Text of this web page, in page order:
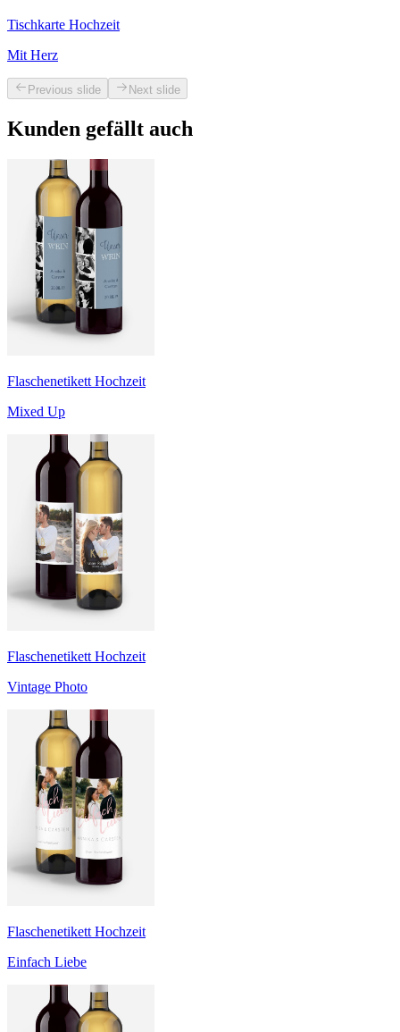
Tischkarte Hochzeit
Mit Herz
Previous slide Next slide
Kunden gefällt auch
Flaschenetikett Hochzeit
Mixed Up
Flaschenetikett Hochzeit
Vintage Photo
Flaschenetikett Hochzeit
Einfach Liebe